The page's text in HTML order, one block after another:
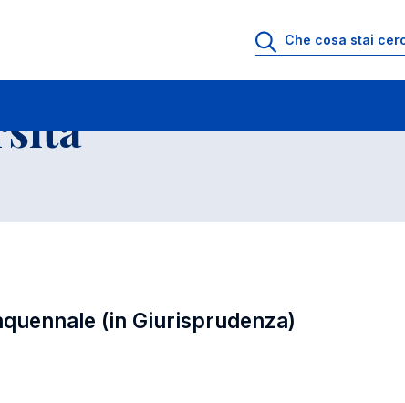
Corso di Laurea Magistrale in Giurisprudenza
(in Giurisprudenza)